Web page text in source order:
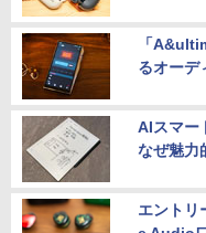
「
るオーデ
AIスマー
なぜ魅力
エントリ